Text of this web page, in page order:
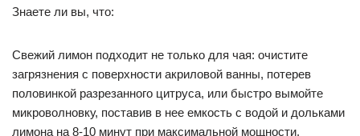
Знаете ли вы, что:
Свежий лимон подходит не только для чая: очистите
загрязнения с поверхности акриловой ванны, потерев
половинкой разрезанного цитруса, или быстро вымойте
микроволновку, поставив в нее емкость с водой и дольками
лимона на 8-10 минут при максимальной мощности.